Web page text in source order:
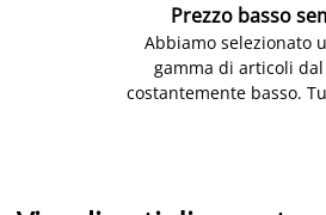
Prezzo basso
Abbiamo selezionato
gamma di articoli
costantemente basso.